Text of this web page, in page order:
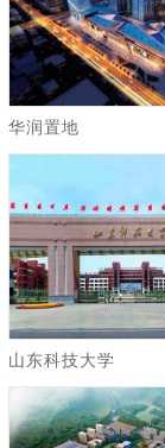
华润置地
山东科技大学